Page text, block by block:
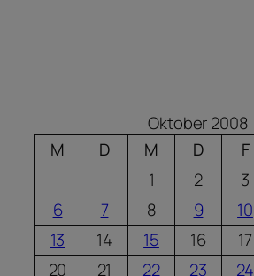
Oktober 2008
M
D M D F
1
2 3
6
7 8 9 10
13
14 15 16 17
20
21 22 23 24